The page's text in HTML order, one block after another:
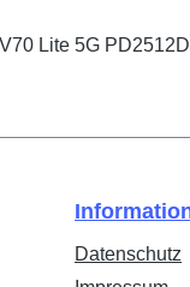
Lite 5G
Datenschutz